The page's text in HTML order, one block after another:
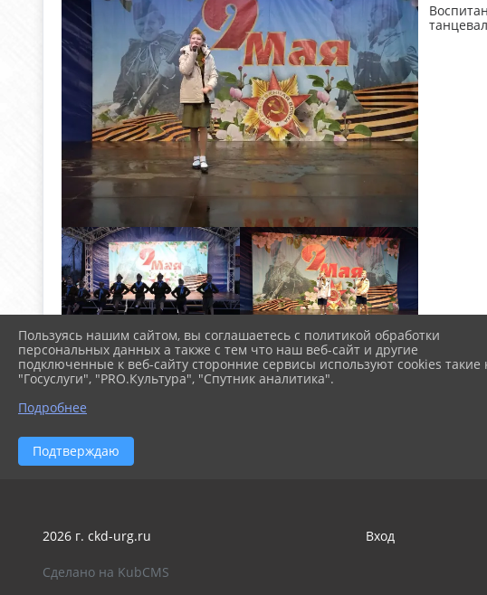
2026 г. ckd-urg.ru Вход
Сделано на KubCMS
Пользуясь нашим сайтом, вы соглашаетесь с политикой обработки
персональных данных а также с тем что наш веб-сайт и другие
подключенные к веб-сайту сторонние сервисы используют cookies такие
"Госуслуги", "PRO.Культура", "Спутник аналитика".
Подробнее
Подтверждаю